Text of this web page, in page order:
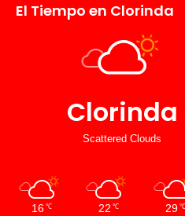
El Tiempo en Clorinda
Clorinda
Scattered Clouds
16 ℃ 22 ℃ 29 ℃